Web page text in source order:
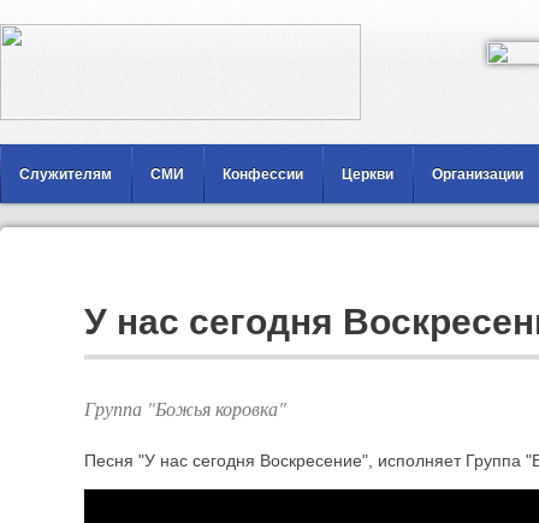
Служителям СМИ Конфессии Церкви Организации
У нас сегодня
Группа "Божья коровка"
Песня "У нас сегодня Воскресение", исполняет Группа